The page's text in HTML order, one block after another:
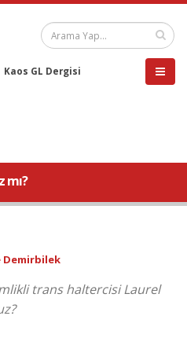
Kaos GL Dergisi
mı?
Demirbilek
trans haltercisi Laurel